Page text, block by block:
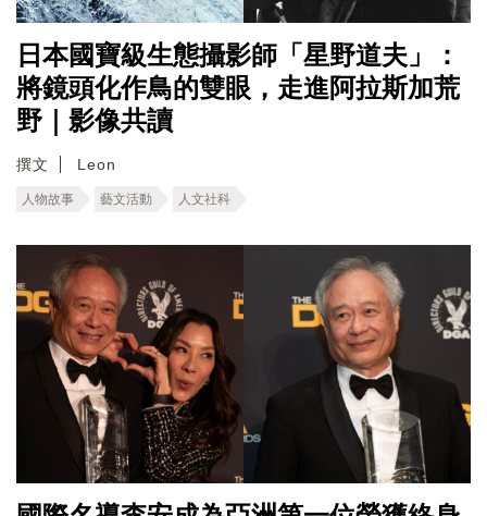
日本國寶級生態攝影師「星野道夫」：
將鏡頭化作鳥的雙眼，走進阿拉斯加荒
野｜影像共讀
撰文 Leon
人物故事 藝文活動 人文社科